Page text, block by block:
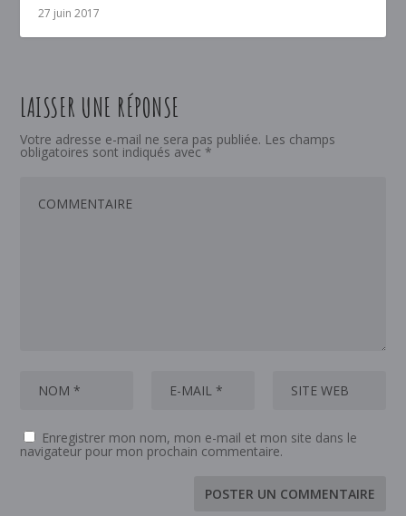
27 juin 2017
LAISSER UNE RÉPONSE
Votre adresse e-mail ne sera pas publiée. Les champs
obligatoires sont indiqués avec *
Enregistrer mon nom, mon e-mail et mon site dans le
navigateur pour mon prochain commentaire.